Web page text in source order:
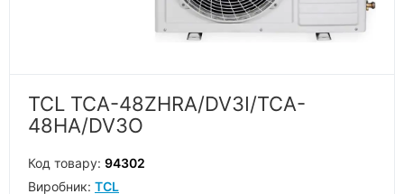
TCL TCA-48ZHRA/DV3I/TCA-
48HA/DV3O
Код товару: 94302
Виробник: TCL